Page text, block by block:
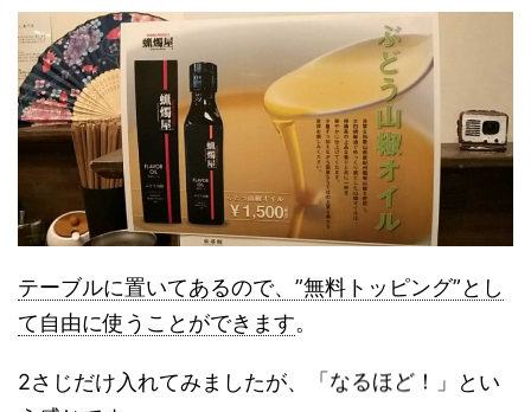
テーブルに置いてあるので、”無料トッピング”とし
て自由に使うことができます。
2さじだけ入れてみましたが、 「なるほど！」
とい